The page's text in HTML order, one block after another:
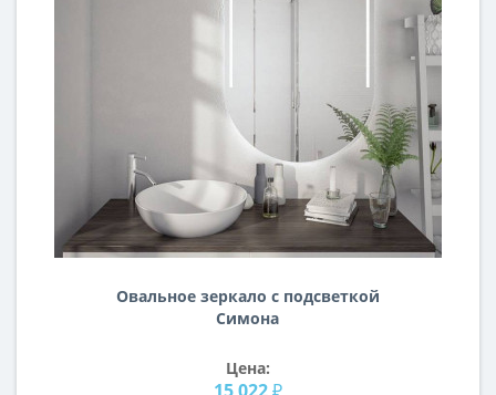
Овальное зеркало с подсветкой
Симона
Цена: